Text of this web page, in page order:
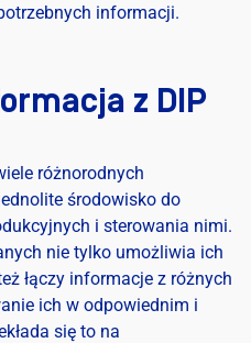
informacji.
z DIP
różnorodnych
środowisko do
i sterowania nimi.
nie tylko umożliwia ich
łączy informacje z różnych
ich w odpowiednim i
się to na